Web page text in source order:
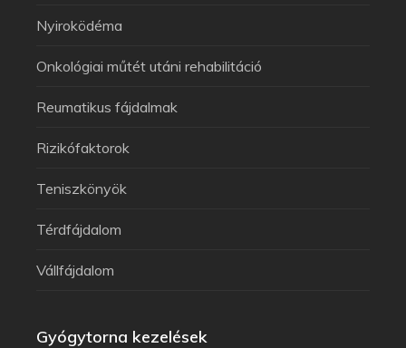
Nyiroködéma
Onkológiai műtét utáni rehabilitáció
Reumatikus fájdalmak
Rizikófaktorok
Teniszkönyök
Térdfájdalom
Vállfájdalom
Gyógytorna kezelések